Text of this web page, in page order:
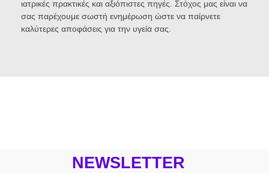
ιατρικές πρακτικές και αξιόπιστες πηγές. Στόχος μας είναι να
σας παρέχουμε σωστή ενημέρωση ώστε να παίρνετε
καλύτερες αποφάσεις για την υγεία σας.
NEWSLETTER